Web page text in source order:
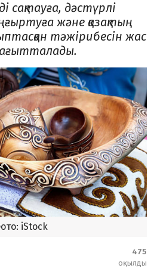
сақтауға, дәстүрлі
және қазақтың
тәжірибесін жас
iStock
475
оқылды